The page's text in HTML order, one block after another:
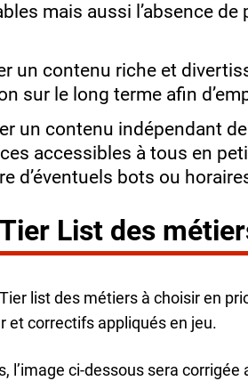
mais aussi l’absence
un contenu riche et
sur le long terme afin
un contenu indépendant
accessibles à tous en
d’éventuels bots ou
List des
list des métiers à choisir en
et correctifs appliqués en jeu.
l’image ci-dessous sera